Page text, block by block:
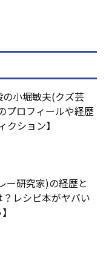
の小堀敏夫(クズ芸
プロフィールや経歴
クション】
ー研究家)の経歴と
レシピ本がヤバい